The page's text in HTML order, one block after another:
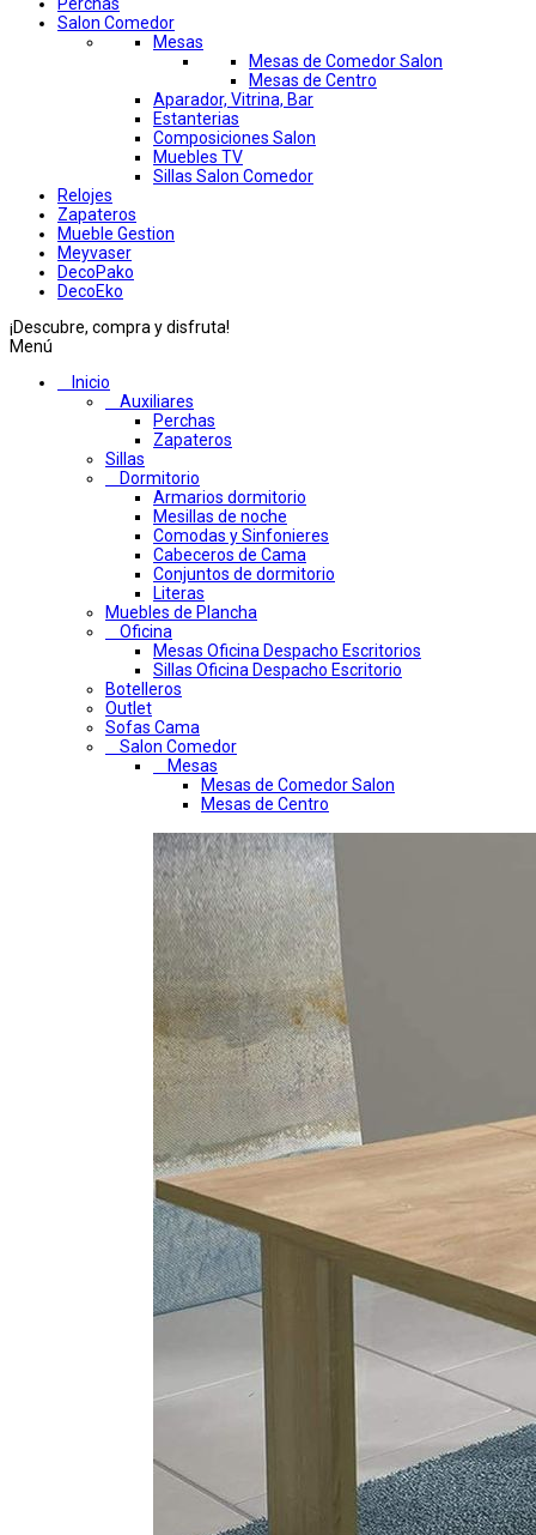
Perchas
Salon Comedor
Mesas
Mesas de Comedor Salon
Mesas de Centro
Aparador, Vitrina, Bar
Estanterias
Composiciones Salon
Muebles TV
Sillas Salon Comedor
Relojes
Zapateros
Mueble Gestion
Meyvaser
DecoPako
DecoEko
¡Descubre, compra y disfruta!
Menú
Inicio
Auxiliares
Perchas
Zapateros
Sillas
Dormitorio
Armarios dormitorio
Mesillas de noche
Comodas y Sinfonieres
Cabeceros de Cama
Conjuntos de dormitorio
Literas
Muebles de Plancha
Oficina
Mesas Oficina Despacho Escritorios
Sillas Oficina Despacho Escritorio
Botelleros
Outlet
Sofas Cama
Salon Comedor
Mesas
Mesas de Comedor Salon
Mesas de Centro